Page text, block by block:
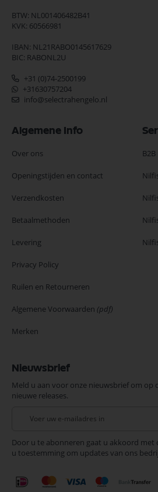
BTW: NL001406482B41
KVK: 60566981
IBAN: NL21RABO0145617629
BIC: RABONL2U
+31 (0)74-2500199
+31630757204
info@selectrahengelo.nl
Algemene Info
Over ons
Openingstijden en contact
Verzendkosten
Betaalmethoden
Levering
Privacy Policy
Ruilen en Retourneren
Algemene Voorwaarden (pdf)
Merken
B2B
Nieuwsbrief
Meld u aan voor onze nieuwsbrief om op
nieuwe releases.
onze
nieuwsbrief
Door u te abonneren gaat u akkoord met
u toestemming om updates van ons